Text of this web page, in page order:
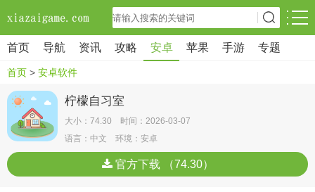
首页 导航 资讯 攻略 安卓 苹果 手游 专题
首页 > 安卓软件
柠檬自习室
大小：74.30 时间：2026-03-07
语言：中文 环境：安卓
官方下载 （74.30）